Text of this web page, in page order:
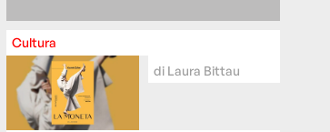
Cultura
di Laura Bittau